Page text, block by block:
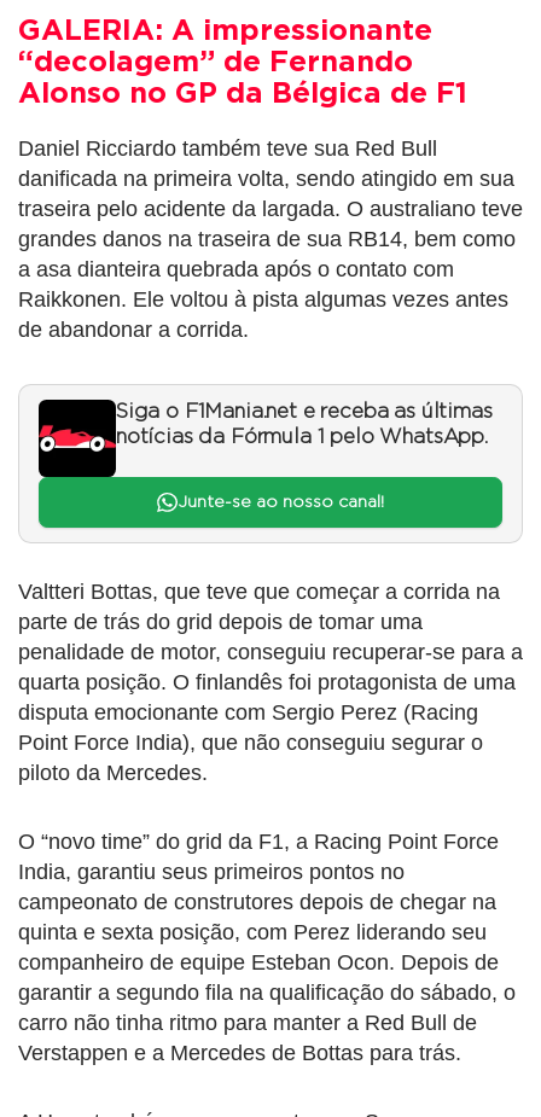
GALERIA: A impressionante
“decolagem” de Fernando
Alonso no GP da Bélgica de F1
Daniel Ricciardo também teve sua Red Bull
danificada na primeira volta, sendo atingido em sua
traseira pelo acidente da largada. O australiano teve
grandes danos na traseira de sua RB14, bem como
a asa dianteira quebrada após o contato com
Raikkonen. Ele voltou à pista algumas vezes antes
de abandonar a corrida.
Siga o F1Mania.net e receba as últimas
notícias da Fórmula 1 pelo WhatsApp.
Junte-se ao nosso canal!
Valtteri Bottas, que teve que começar a corrida na
parte de trás do grid depois de tomar uma
penalidade de motor, conseguiu recuperar-se para a
quarta posição. O finlandês foi protagonista de uma
disputa emocionante com Sergio Perez (Racing
Point Force India), que não conseguiu segurar o
piloto da Mercedes.
O “novo time” do grid da F1, a Racing Point Force
India, garantiu seus primeiros pontos no
campeonato de construtores depois de chegar na
quinta e sexta posição, com Perez liderando seu
companheiro de equipe Esteban Ocon. Depois de
garantir a segundo fila na qualificação do sábado, o
carro não tinha ritmo para manter a Red Bull de
Verstappen e a Mercedes de Bottas para trás.